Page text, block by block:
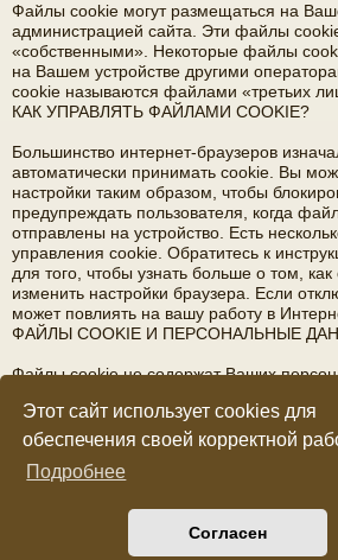
Этот сайт использует cookies для
обеспечения своей корректной
Подробнее
Согласен
Файлы cookie могут размещаться на
администрацией сайта. Эти файлы
«собственными». Некоторые файлы
на Вашем устройстве другими
cookie называются файлами «третьих
КАК УПРАВЛЯТЬ ФАЙЛАМИ COOKIE?
Большинство интернет-браузеров
автоматически принимать cookie. Вы
настройки таким образом, чтобы
предупреждать пользователя, когда
отправлены на устройство. Есть
управления cookie. Обратитесь к
для того, чтобы узнать больше о том, как
изменить настройки браузера. Если
может повлиять на вашу работу в
ФАЙЛЫ COOKIE И ПЕРСОНАЛЬНЫЕ
Файлы cookie не содержат Ваших
благодаря которым возможна
Файлы cookie не содержат фамилии,
электронной почты, домашнего адреса,
Создано на основе
®